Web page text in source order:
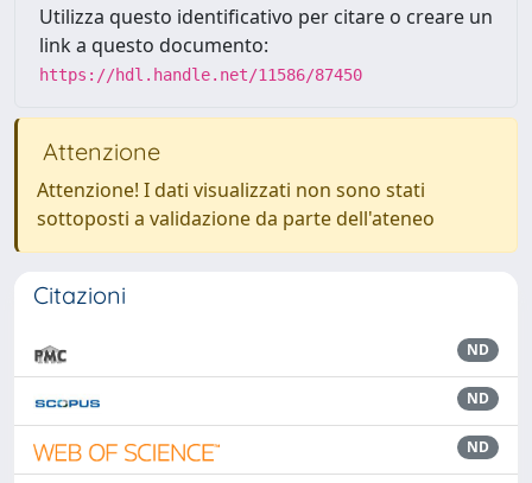
Utilizza questo identificativo per citare o creare un
link a questo documento:
https://hdl.handle.net/11586/87450
Attenzione
Attenzione! I dati visualizzati non sono stati
sottoposti a validazione da parte dell'ateneo
Citazioni
ND
ND
ND